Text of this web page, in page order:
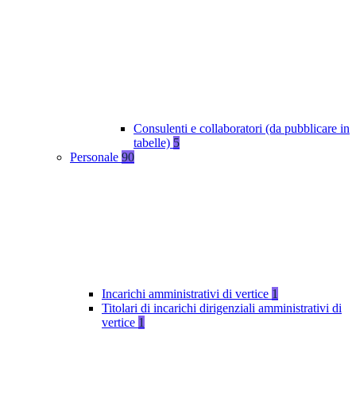
Consulenti e collaboratori (da pubblicare in
tabelle) 5
Personale 90
Incarichi amministrativi di vertice 1
Titolari di incarichi dirigenziali amministrativi di
vertice 1